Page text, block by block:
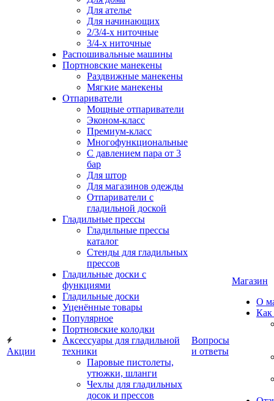
Акции
Для ателье
Для начинающих
2/3/4-х ниточные
3/4-х ниточные
Распошивальные машины
Портновские манекены
Раздвижные манекены
Мягкие манекены
Отпариватели
Мощные отпариватели
Эконом-класс
Премиум-класс
Многофункциональные
С давлением пара от 3
бар
Для штор
Для магазинов одежды
Отпариватели с
гладильной доской
Гладильные прессы
Гладильные прессы
каталог
Стенды для гладильных
прессов
Гладильные доски с
функциями
Гладильные доски
Уценённые товары
Популярное
Портновские колодки
Аксессуары для гладильной
техники
Паровые пистолеты,
утюжки, шланги
Чехлы для гладильных
досок и прессов
Вопросы
и ответы
Магазин
О
Как